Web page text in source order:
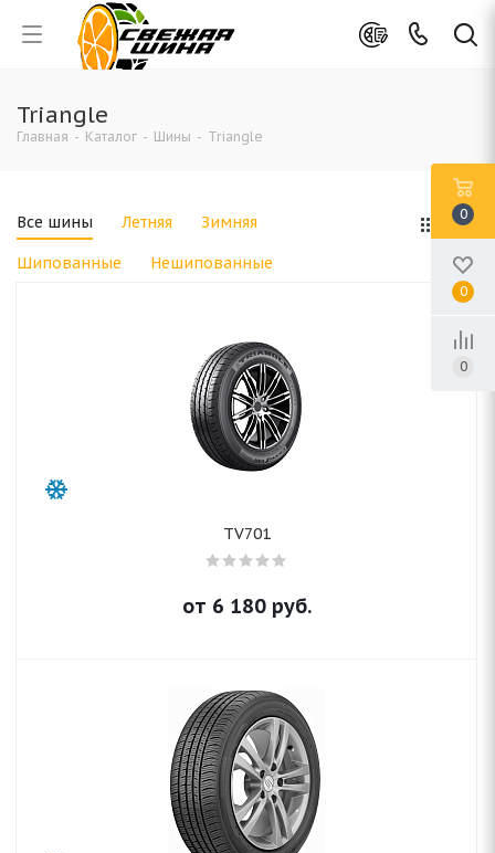
Triangle
Главная - Каталог - Шины - Triangle
Все шины Летняя Зимняя
Шипованные Нешипованные
TV701
от 6 180руб.
0
0
0